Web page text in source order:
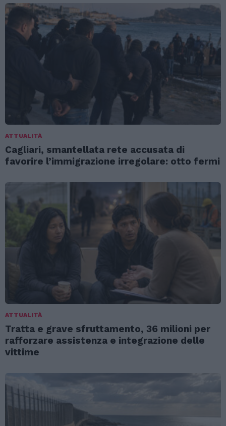
ATTUALITÀ
Cagliari, smantellata rete accusata di
favorire l’immigrazione irregolare: otto fermi
ATTUALITÀ
Tratta e grave sfruttamento, 36 milioni per
rafforzare assistenza e integrazione delle
vittime